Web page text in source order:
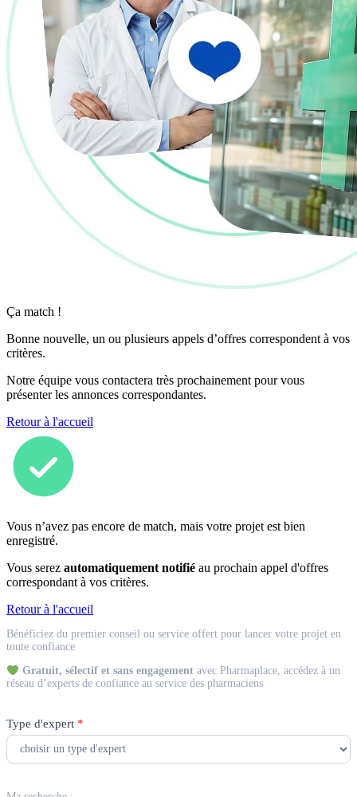
Ça match !
Bonne nouvelle, un ou plusieurs appels d’offres correspondent à vos
critères.
Notre équipe vous contactera très prochainement pour vous
présenter les annonces correspondantes.
Retour à l'accueil
Vous n’avez pas encore de match, mais votre projet est bien
enregistré.
Vous serez automatiquement notifié au prochain appel d'offres
correspondant à vos critères.
Retour à l'accueil
Expert
Bénéficiez du premier conseil ou service offert pour lancer votre projet en
toute confiance
Gratuit, sélectif et sans engagementavec Pharmaplace, accédez à un
réseau d’experts de confiance au service des pharmaciens
Type d'expert *